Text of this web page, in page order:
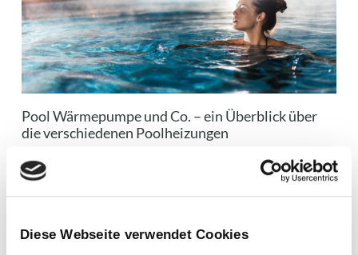
Diese Webseite verwendet Cookies
Pool Wärmepumpe und Co. – ein Überblick über
die verschiedenen Poolheizungen